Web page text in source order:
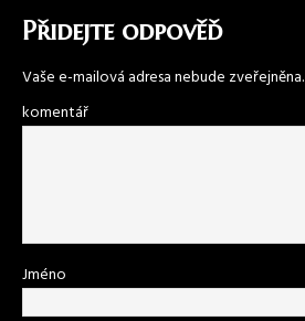
Přidejte odpověď
Vaše e-mailová adresa nebude zveřejněna.
komentář
Jméno